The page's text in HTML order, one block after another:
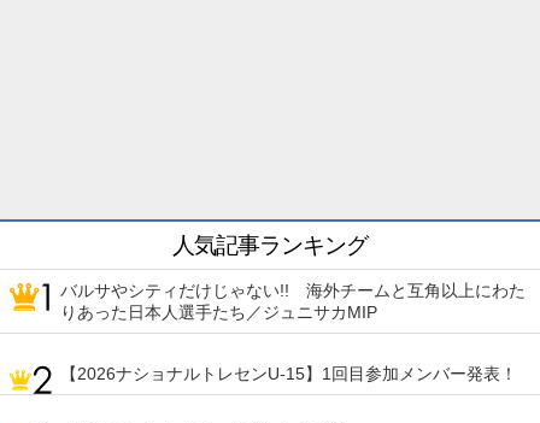
人気記事ランキング
バルサやシティだけじゃない!! 海外チームと互角以上にわた
りあった日本人選手たち／ジュニサカMIP
【2026ナショナルトレセンU-15】1回目参加メンバー発表！